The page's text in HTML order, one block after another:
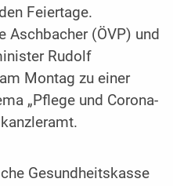
Feiertage.
Aschbacher (ÖVP) und
Rudolf
Montag zu einer
„Pflege und Corona-
Gesundheitskasse